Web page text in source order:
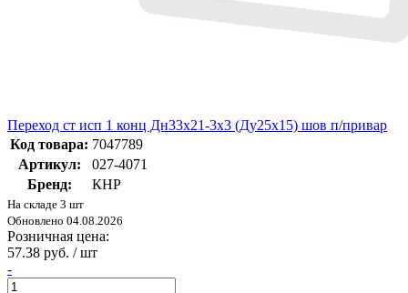
Переход ст исп 1 конц Дн33х21-3х3 (Ду25х15) шов п/привар
Код товара: 7047789
Артикул:
027-4071
Бренд:
КНР
На складе 3 шт
Обновлено 04.08.2026
Розничная цена:
57.38 руб. / шт
-